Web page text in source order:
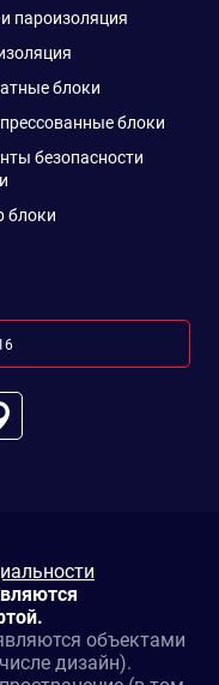
пароизоляция
блоки
блоки
безопасности
блоки
объектами
дизайн).